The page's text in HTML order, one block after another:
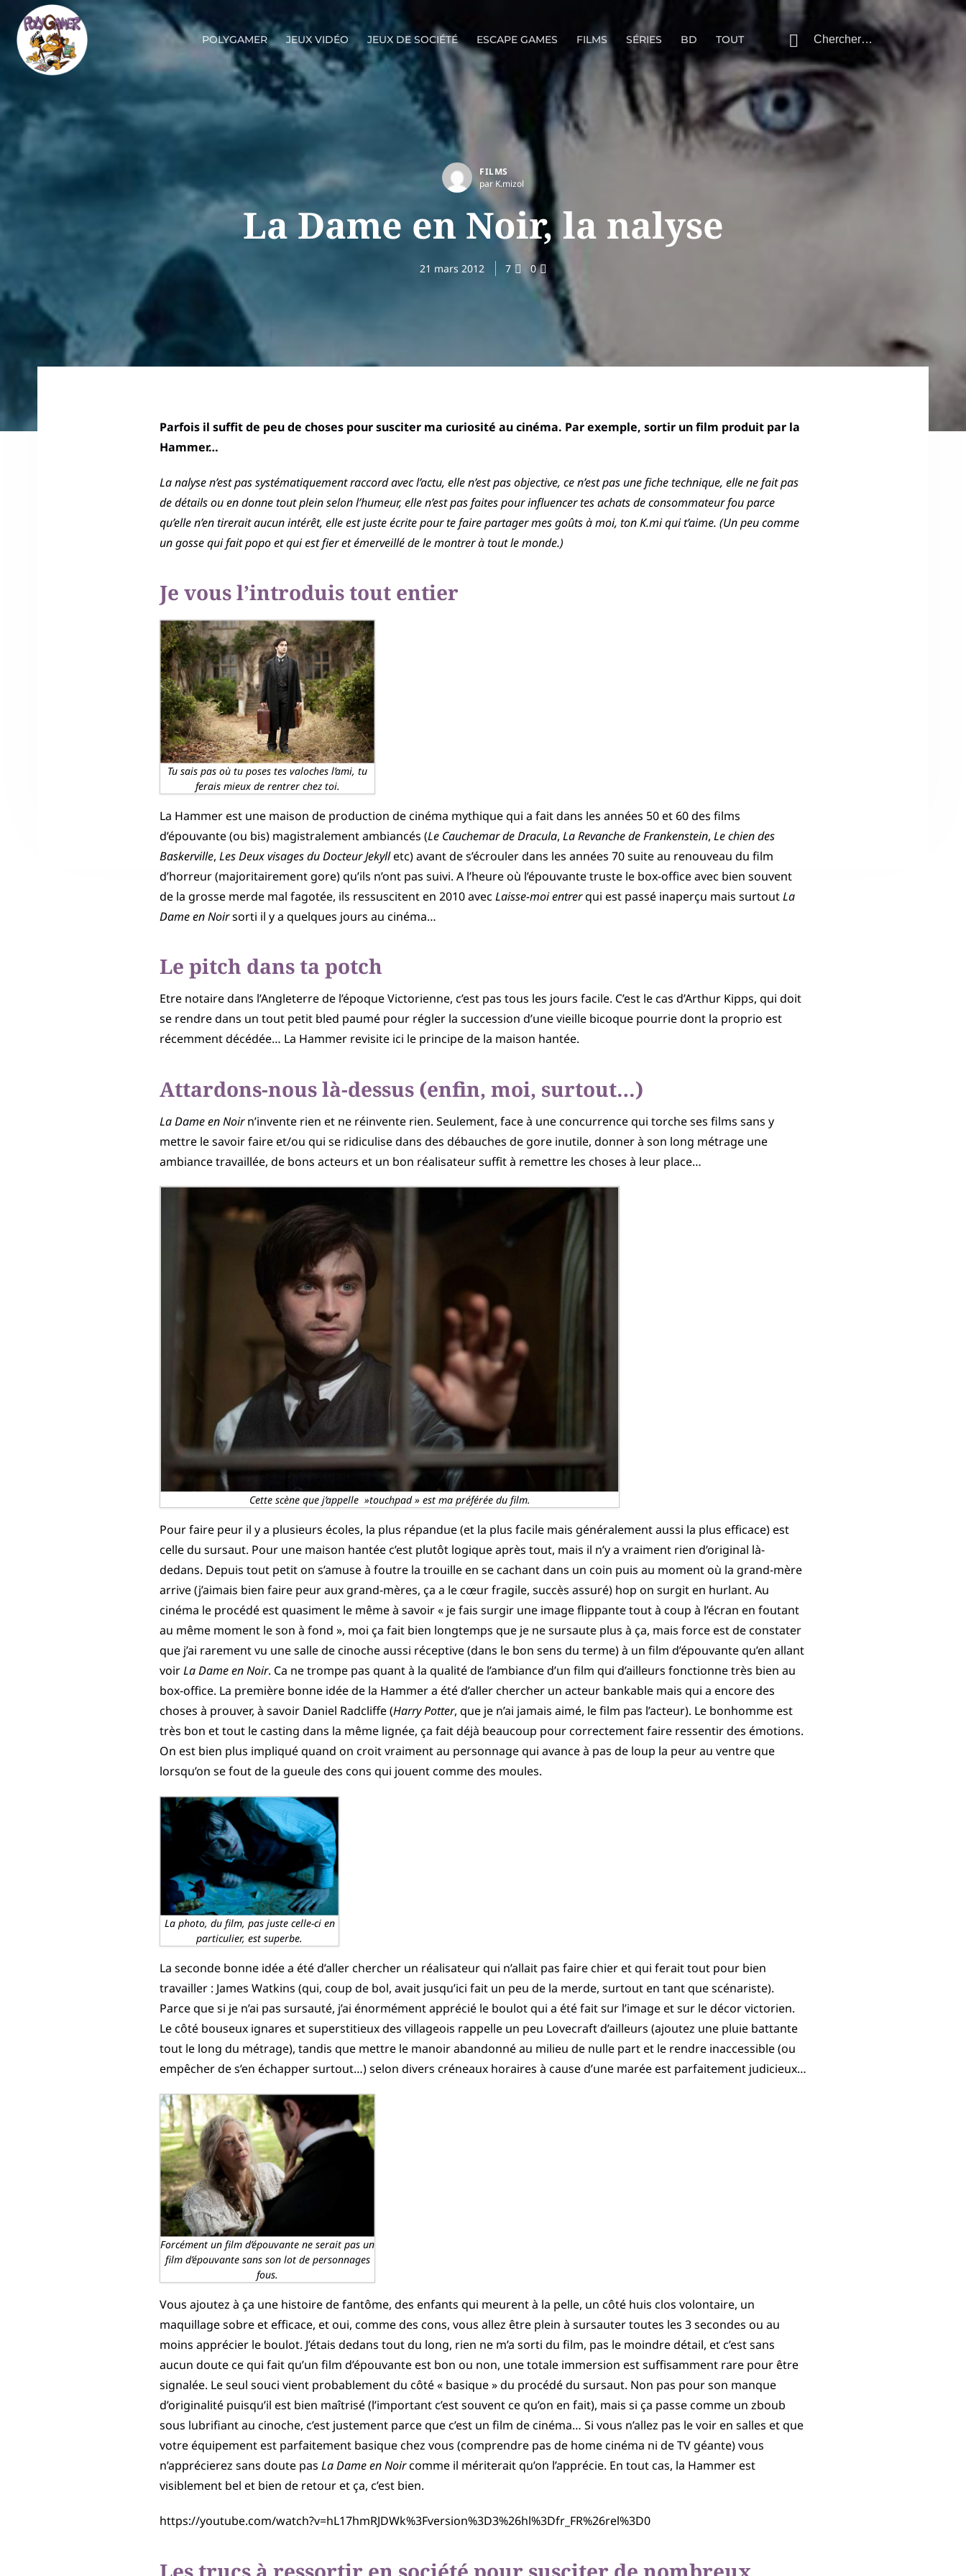
POLYGAMER JEUX VIDÉO JEUX DE SOCIÉTÉ ESCAPE GAMES FILMS SÉRIES BD TOUT
FILMS
par K.mizol
La Dame en Noir, la nalyse
21 mars 2012 7 0
Parfois il suffit de peu de choses pour susciter ma curiosité au cinéma. Par exemple, sortir un film produit par la
Hammer…
La nalyse n’est pas systématiquement raccord avec l’actu, elle n’est pas objective, ce n’est pas une fiche technique, elle ne fait pas
de détails ou en donne tout plein selon l’humeur, elle n’est pas faites pour influencer tes achats de consommateur fou parce
qu’elle n’en tirerait aucun intérêt, elle est juste écrite pour te faire partager mes goûts à moi, ton K.mi qui t’aime. (Un peu comme
un gosse qui fait popo et qui est fier et émerveillé de le montrer à tout le monde.)
Je vous l’introduis tout entier
Tu sais pas où tu poses tes valoches l’ami, tu
ferais mieux de rentrer chez toi.
La Hammer est une maison de production de cinéma mythique qui a fait dans les années 50 et 60 des films
d’épouvante (ou bis) magistralement ambiancés (Le Cauchemar de Dracula, La Revanche de Frankenstein, Le chien des
Baskerville, Les Deux visages du Docteur Jekylletc) avant de s’écrouler dans les années 70 suite au renouveau du film
d’horreur (majoritairement gore) qu’ils n’ont pas suivi. A l’heure où l’épouvante truste le box-office avec bien souvent
de la grosse merde mal fagotée, ils ressuscitent en 2010 avec Laisse-moi entrerqui est passé inaperçu mais surtoutLa
Dame en Noirsorti il y a quelques jours au cinéma…
Le pitch dans ta potch
Etre notaire dans l’Angleterre de l’époque Victorienne, c’est pas tous les jours facile. C’est le cas d’Arthur Kipps, qui doit
se rendre dans un tout petit bled paumé pour régler la succession d’une vieille bicoque pourrie dont la proprio est
récemment décédée… La Hammer revisite ici le principe de la maison hantée.
Attardons-nous là-dessus (enfin, moi, surtout…)
La Dame en Noirn’invente rien et ne réinvente rien. Seulement, face à une concurrence qui torche ses films sans y
mettre le savoir faire et/ou qui se ridiculise dans des débauches de gore inutile, donner à son long métrage une
ambiance travaillée, de bons acteurs et un bon réalisateur suffit à remettre les choses à leur place…
Cette scène que j’appelle »touchpad » est ma préférée du film.
Pour faire peur il y a plusieurs écoles, la plus répandue (et la plus facile mais généralement aussi la plus efficace) est
celle du sursaut. Pour une maison hantée c’est plutôt logique après tout, mais il n’y a vraiment rien d’original là-
dedans. Depuis tout petit on s’amuse à foutre la trouille en se cachant dans un coin puis au moment où la grand-mère
arrive (j’aimais bien faire peur aux grand-mères, ça a le cœur fragile, succès assuré) hop on surgit en hurlant. Au
cinéma le procédé est quasiment le même à savoir « je fais surgir une image flippante tout à coup à l’écran en foutant
au même moment le son à fond », moi ça fait bien longtemps que je ne sursaute plus à ça, mais force est de constater
que j’ai rarement vu une salle de cinoche aussi réceptive (dans le bon sens du terme) à un film d’épouvante qu’en allant
voirLa Dame en Noir. Ca ne trompe pas quant à la qualité de l’ambiance d’un film qui d’ailleurs fonctionne très bien au
box-office. La première bonne idée de la Hammer a été d’aller chercher un acteur bankable mais qui a encore des
choses à prouver, à savoir Daniel Radcliffe (Harry Potter, que je n’ai jamais aimé, le film pas l’acteur). Le bonhomme est
très bon et tout le casting dans la même lignée, ça fait déjà beaucoup pour correctement faire ressentir des émotions.
On est bien plus impliqué quand on croit vraiment au personnage qui avance à pas de loup la peur au ventre que
lorsqu’on se fout de la gueule des cons qui jouent comme des moules.
La photo, du film, pas juste celle-ci en
particulier, est superbe.
La seconde bonne idée a été d’aller chercher un réalisateur qui n’allait pas faire chier et qui ferait tout pour bien
travailler : James Watkins (qui, coup de bol, avait jusqu’ici fait un peu de la merde, surtout en tant que scénariste).
Parce que si je n’ai pas sursauté, j’ai énormément apprécié le boulot qui a été fait sur l’image et sur le décor victorien.
Le côté bouseux ignares et superstitieux des villageois rappelle un peu Lovecraft d’ailleurs (ajoutez une pluie battante
tout le long du métrage), tandis que mettre le manoir abandonné au milieu de nulle part et le rendre inaccessible (ou
empêcher de s’en échapper surtout…) selon divers créneaux horaires à cause d’une marée est parfaitement judicieux…
Forcément un film d’épouvante ne serait pas un
film d’épouvante sans son lot de personnages
fous.
Vous ajoutez à ça une histoire de fantôme, des enfants qui meurent à la pelle, un côté huis clos volontaire, un
maquillage sobre et efficace, et oui, comme des cons, vous allez être plein à sursauter toutes les 3 secondes ou au
moins apprécier le boulot. J’étais dedans tout du long, rien ne m’a sorti du film, pas le moindre détail, et c’est sans
aucun doute ce qui fait qu’un film d’épouvante est bon ou non, une totale immersion est suffisamment rare pour être
signalée. Le seul souci vient probablement du côté « basique » du procédé du sursaut. Non pas pour son manque
d’originalité puisqu’il est bien maîtrisé (l’important c’est souvent ce qu’on en fait), mais si ça passe comme un zboub
sous lubrifiant au cinoche, c’est justement parce que c’est un film de cinéma… Si vous n’allez pas le voir en salles et que
votre équipement est parfaitement basique chez vous (comprendre pas de home cinéma ni de TV géante) vous
n’apprécierez sans doute pas La Dame en Noircomme il mériterait qu’on l’apprécie. En tout cas, la Hammer est
visiblement bel et bien de retour et ça, c’est bien.
https://youtube.com/watch?v=hL17hmRJDWk%3Fversion%3D3%26hl%3Dfr_FR%26rel%3D0